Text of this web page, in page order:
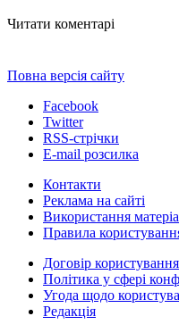
Читати коментарі
Повна версія сайту
Facebook
Twitter
RSS-стрічки
E-mail розсилка
Контакти
Реклама на сайті
Використання
Правила
Договір
Політика у сфері
Угода щодо
Редакція